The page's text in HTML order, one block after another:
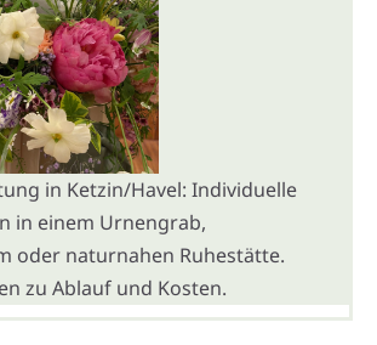
in Ketzin/Havel: Individuelle
in einem Urnengrab,
oder naturnahen Ruhestätte.
zu Ablauf und Kosten.